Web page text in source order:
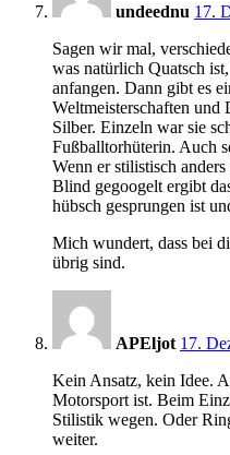
undeednu 17.
Sagen wir mal,
was natürlich Quatsch
anfangen. Dann gibt es
Weltmeisterschaften und
Silber. Einzeln war sie
Fußballtorhüterin. Auch
Wenn er stilistisch
Blind gegoogelt ergibt
hübsch gesprungen ist
Mich wundert, dass bei
übrig sind.
APEljot 17.
Kein Ansatz, kein Idee.
Motorsport ist. Beim
Stilistik wegen. Oder
weiter.